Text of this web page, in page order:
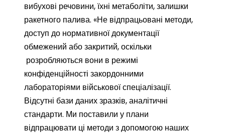
вибухові речовини, їхні метаболіти, залишки
ракетного палива. «Не відпрацьовані методи,
доступ до нормативної документації
обмежений або закритий, оскільки
розробляються вони в режимі
конфіденційності закордонними
лабораторіями військової спеціалізації.
Відсутні бази даних зразків, аналітичні
стандарти. Ми поставили у плани
відпрацювати ці методи з допомогою наших